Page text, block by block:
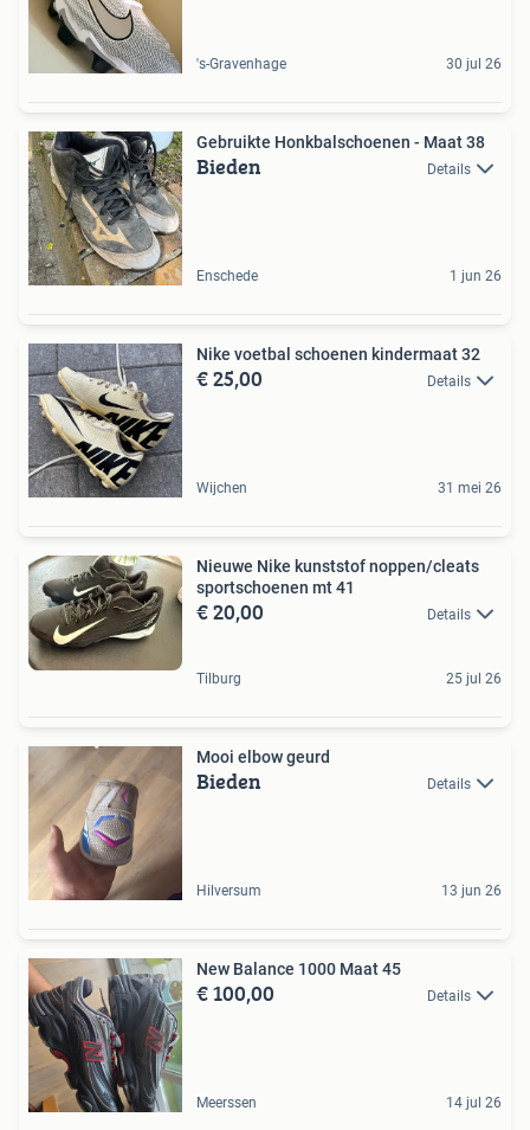
's-Gravenhage 30 jul 26
Gebruikte Honkbalschoenen - Maat 38
Bieden Details
Enschede 1 jun 26
Nike voetbal schoenen kindermaat 32
€ 25,00 Details
Wijchen 31 mei 26
Nieuwe Nike kunststof noppen/cleats
sportschoenen mt 41
€ 20,00 Details
Tilburg 25 jul 26
Mooi elbow geurd
Bieden Details
Hilversum 13 jun 26
New Balance 1000 Maat 45
€ 100,00 Details
Meerssen 14 jul 26